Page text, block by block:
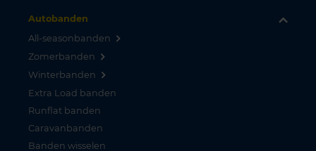
Autobanden
All-seasonbanden
Zomerbanden
Winterbanden
Extra Load banden
Runflat banden
Caravanbanden
Banden wisselen